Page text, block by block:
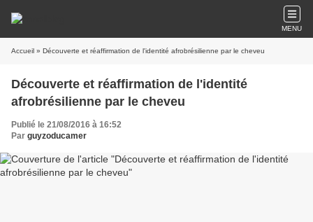
MENU
Accueil » Découverte et réaffirmation de l'identité afrobrésilienne par le cheveu
Découverte et réaffirmation de l'identité
afrobrésilienne par le cheveu
Publié le 21/08/2016 à 16:52
Par guyzoducamer